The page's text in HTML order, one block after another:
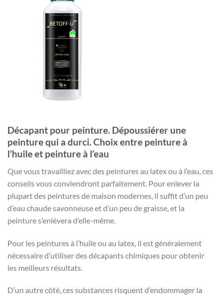
Décapant pour peinture. Dépoussiérer une
peinture qui a durci. Choix entre peinture à
l’huile et peinture à l’eau
Que vous travailliez avec des peintures au latex ou à l’eau, ces
conseils vous conviendront parfaitement. Pour enlever la
plupart des peintures de maison modernes, il suffit d’un peu
d’eau chaude savonneuse et d’un peu de graisse, et la
peinture s’enlèvera d’elle-même.
Pour les peintures à l’huile ou au latex, il est généralement
nécessaire d’utiliser des décapants chimiques pour obtenir
les meilleurs résultats.
D’un autre côté, ces substances risquent d’endommager la